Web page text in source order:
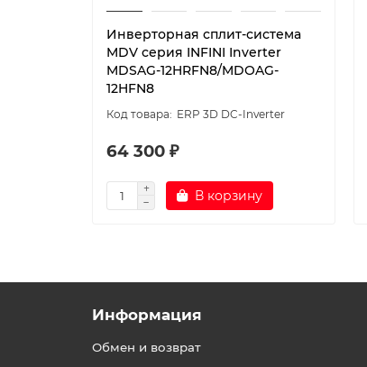
Инверторная сплит-система
MDV серия INFINI Inverter
MDSAG-12HRFN8/MDOAG-
12HFN8
ERP 3D DC-Inverter
64 300 ₽
В корзину
Информация
Обмен и возврат